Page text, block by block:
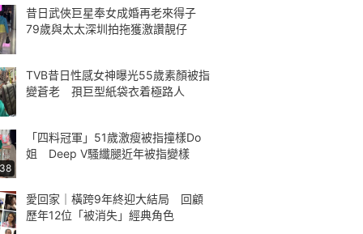
昔日武俠巨星奉女成婚再老來得子
79歲與太太深圳拍拖獲激讚靚仔
TVB昔日性感女神曝光55歲素顏被指
變蒼老 孭巨型紙袋衣着極路人
「四料冠軍」51歲激瘦被指撞樣Do
姐 Deep V騷纖腿近年被指變樣
愛回家｜橫跨9年終迎大結局 回顧
歷年12位「被消失」經典角色